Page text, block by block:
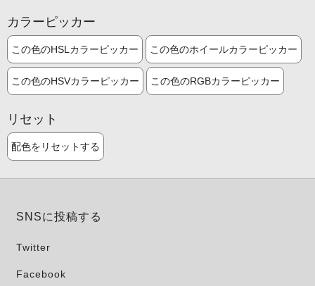
カラーピッカー
この色のHSLカラーピッカー この色のホイールカラーピッカー
この色のHSVカラーピッカー この色のRGBカラーピッカー
リセット
配色をリセットする
SNSに投稿する
Twitter
Facebook